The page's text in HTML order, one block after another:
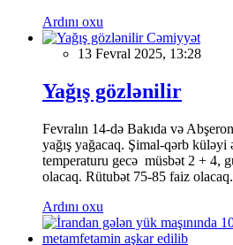
Ardını oxu
Cəmiyyət
13 Fevral 2025, 13:28
Yağış gözlənilir
Fevralın 14-də Bakıda və
yağış yağacaq. Şimal-qərb küləyi
temperaturu gecə müsbət 2 + 4,
olacaq. Rütubət 75-85 faiz olacaq.
Ardını oxu